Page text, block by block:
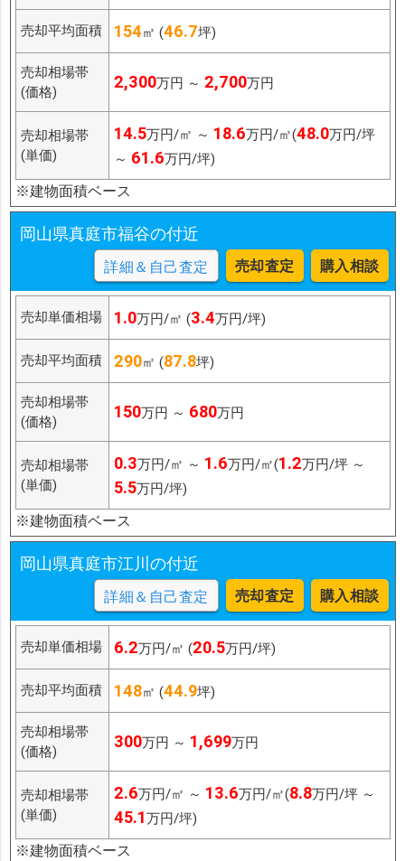
売却平均面積 154㎡ (46.7坪)
売却相場帯
(価格)
2,300万円 ～ 2,700万円
売却相場帯
(単価)
14.5万円/㎡ ～ 18.6万円/㎡(48.0万円/坪
～ 61.6万円/坪)
※建物面積ベース
岡山県真庭市福谷の付近
詳細＆自己査定 売却査定 購入相談
売却単価相場 1.0万円/㎡ (3.4万円/坪)
売却平均面積 290㎡ (87.8坪)
売却相場帯
(価格)
150万円 ～ 680万円
売却相場帯
(単価)
0.3万円/㎡ ～ 1.6万円/㎡(1.2万円/坪 ～
5.5万円/坪)
※建物面積ベース
岡山県真庭市江川の付近
詳細＆自己査定 売却査定 購入相談
売却単価相場 6.2万円/㎡ (20.5万円/坪)
売却平均面積 148㎡ (44.9坪)
売却相場帯
(価格)
300万円 ～ 1,699万円
売却相場帯
(単価)
2.6万円/㎡ ～ 13.6万円/㎡(8.8万円/坪 ～
45.1万円/坪)
※建物面積ベース